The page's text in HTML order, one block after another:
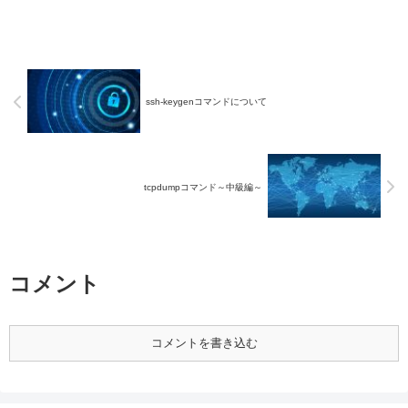
ssh-keygenコマンドについて
tcpdumpコマンド～中級編～
コメント
コメントを書き込む